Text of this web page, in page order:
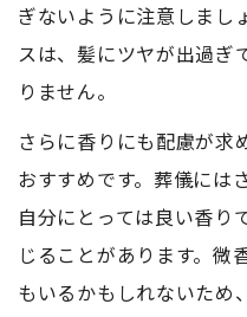
ぎないように注意しまし
スは、髪にツヤが出過ぎ
りません。
さらに香りにも配慮が求
おすすめです。葬儀には
自分にとっては良い香り
じることがあります。微
もいるかもしれないため